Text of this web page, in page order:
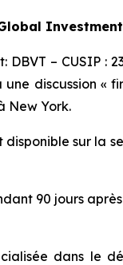
Investment
DBVT – CUSIP
discussion «
New York.
sur la
90 jours après
dans le